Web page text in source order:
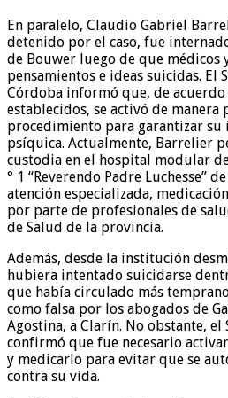
En paralelo, Claudio Gabriel
detenido por el caso, fue
de Bouwer luego de que médicos
pensamientos e ideas suicidas. El
Córdoba informó que, de
establecidos, se activó de manera
procedimiento para garantizar
psíquica. Actualmente, Barrelier
custodia en el hospital modular
° 1 “Reverendo Padre Luchesse”
atención especializada,
por parte de profesionales de
de Salud de la provincia.
Además, desde la institución
hubiera intentado suicidarse
que había circulado más
como falsa por los abogados de
Agostina, a Clarín. No obstante,
confirmó que fue necesario
y medicarlo para evitar que se
contra su vida.